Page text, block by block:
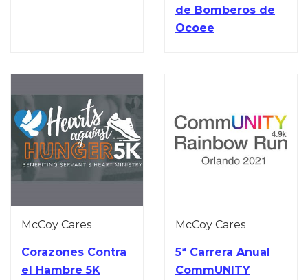
de Bomberos de
Ocoee
McCoy Cares
Corazones Contra
el Hambre 5K
McCoy Cares
5ª Carrera Anual
CommUNITY